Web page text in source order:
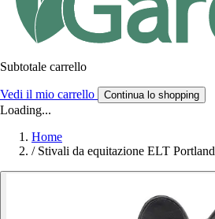
Subtotale carrello
Vedi il mio carrello Continua lo shopping
Loading...
Home
/ Stivali da equitazione ELT Portland